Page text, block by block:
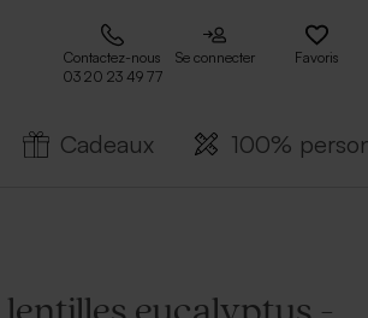
Contactez-nous
03 20 23 49 77
Se connecter Favoris
Cadeaux 100%